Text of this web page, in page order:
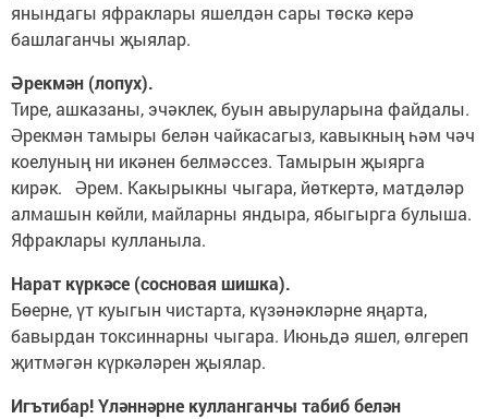
янындагы яфраклары яшелдән сары төскә керә
башлаганчы җыялар.
Әрекмән (лопух).
Тире, ашказаны, эчәклек, буын авыруларына файдалы.
Әрекмән тамыры белән чайкасагыз, кавыкның һәм чәч
коелуның ни икәнен белмәссез. Тамырын җыярга
кирәк. Әрем. Какырыкны чыгара, йөткертә, матдәләр
алмашын көйли, майларны яндыра, ябыгырга булыша.
Яфраклары кулланыла.
Нарат күркәсе (сосновая шишка).
Бөерне, үт куыгын чистарта, күзәнәкләрне яңарта,
бавырдан токсиннарны чыгара. Июньдә яшел, өлгереп
җитмәгән күркәләрен җыялар.
Игътибар! Үләннәрне кулланганчы табиб белән